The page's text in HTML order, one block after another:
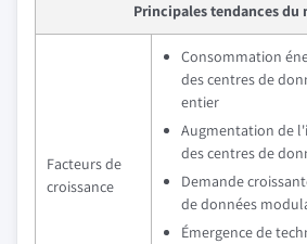
Principales tendances du
Facteurs de
croissance
Consommation
des centres de
entier
Augmentation de
des centres de
Demande
de données
Émergence de